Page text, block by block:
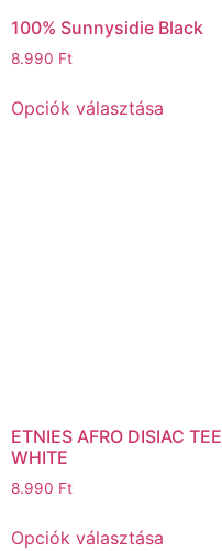
100% Sunnysidie Black
8.990 Ft
Opciók választása
ETNIES AFRO DISIAC TEE
WHITE
8.990 Ft
Opciók választása